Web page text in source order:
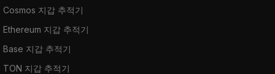
Cosmos 지갑 추적기
Ethereum 지갑 추적기
Base 지갑 추적기
TON 지갑 추적기